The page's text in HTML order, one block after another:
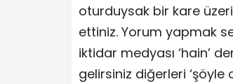
oturduysak bir kare
ettiniz. Yorum yapmak
iktidar medyası ‘hain’
gelirsiniz diğerleri ‘şöyle